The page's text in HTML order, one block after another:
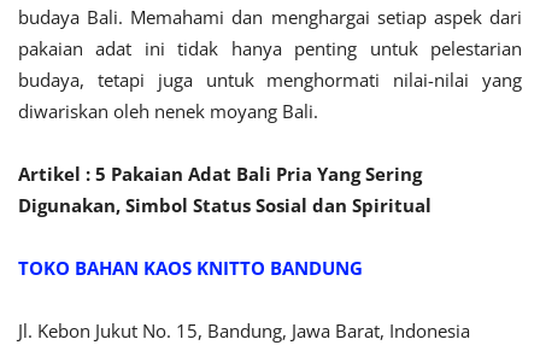
budaya Bali. Memahami dan menghargai setiap aspek dari
pakaian adat ini tidak hanya penting untuk pelestarian
budaya, tetapi juga untuk menghormati nilai-nilai yang
diwariskan oleh nenek moyang Bali.
Artikel : 5 Pakaian Adat Bali Pria Yang Sering
Digunakan, Simbol Status Sosial dan Spiritual
TOKO BAHAN KAOS KNITTO BANDUNG
Jl. Kebon Jukut No. 15, Bandung, Jawa Barat, Indonesia